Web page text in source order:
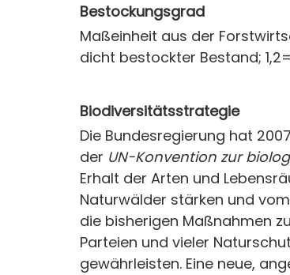
Bestockungsgrad
Maßeinheit aus der
dicht bestockter Bestand;
Biodiversitätsstrategie
Die Bundesregierung hat
der UN-Konvention zur
Erhalt der Arten und
Naturwälder stärken und
die bisherigen Maßnahmen
Parteien und vieler
gewährleisten. Eine neue,